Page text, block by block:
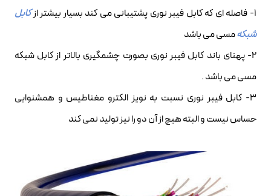
1- فاصله ای که کابل فیبر نوری پشتیبانی می کند بسیار بیشتر از
کابل
شبکهمسی می باشد
2- پهنای باند کابل فیبر نوری بصورت چشمگیری بالاتر از کابل شبکه
مسی می باشد .
3- کابل فیبر نوری نسبت به نویز الکترو مغناطیس و همشنوایی
حساس نیست و البته هیچ از آن دو را نیز تولید نمی کند